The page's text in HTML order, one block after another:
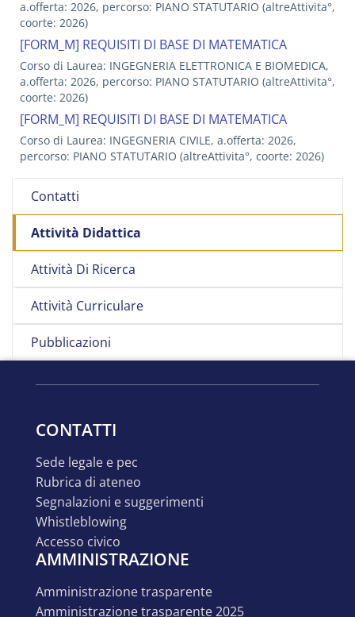
Contatti
Attività Didattica
Attività Di Ricerca
Attività Curriculare
Pubblicazioni
a.offerta: 2026, percorso: PIANO STATUTARIO (altreAttivita°,
coorte: 2026)
[FORM_M] REQUISITI DI BASE DI MATEMATICA
Corso di Laurea: INGEGNERIA ELETTRONICA E BIOMEDICA,
a.offerta: 2026, percorso: PIANO STATUTARIO (altreAttivita°,
coorte: 2026)
[FORM_M] REQUISITI DI BASE DI MATEMATICA
Corso di Laurea: INGEGNERIA CIVILE, a.offerta: 2026,
percorso: PIANO STATUTARIO (altreAttivita°, coorte: 2026)
CONTATTI
sede legale e pec
rubrica di ateneo
segnalazioni e suggerimenti
whistleblowing
accesso civico
AMMINISTRAZIONE
amministrazione trasparente
amministrazione trasparente 2025